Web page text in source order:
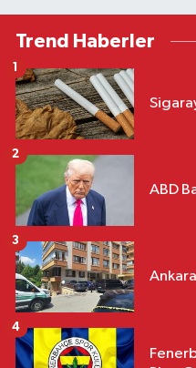
Trend Haberler
1
ABD
2
3
4